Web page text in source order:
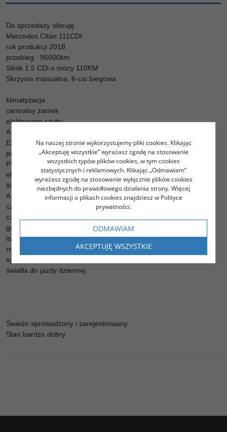
Do sprzedaży oferuję :
Mercedes Citan 111CDI
rok produkcji 2018
przebieg : 95600km
Silnik 1.5 CDi o mocy 110KM
Skrzynia manualna, 6-cio biegowa
klimatyzacja
centralny zamek
elektryczne szyby
ABS
ESP
poduszka powietrzna kierowcy
Poduszka powietrzna pasażera
elektryczne lusterka
światła przeciwmgielne
ASR (kontrola trakcji)
czujnik deszczu
czujnik zmierzchu
gniazdo USB
isofix
relingi dachowe
system Start-Stop
światła do jazdy dziennej
Świeżo sprowadzony i zarejestrowany
Stan bardzo dobry
Na naszej stronie wykorzystujemy pliki cookies. Klikając
„Akceptuję wszystkie” wyrażasz zgodę na stosowanie
wszystkich typów plików cookies, w tym cookies
statystycznych i reklamowych. Klikając „Odmawiam”
wyrażasz zgodę na stosowanie wyłącznie plików cookies
niezbędnych do prawidłowego działania strony. Więcej
informacji o plikach cookies znajdziesz w Polityce
prywatności.
ODMAWIAM
AKCEPTUJĘ WSZYSTKIE